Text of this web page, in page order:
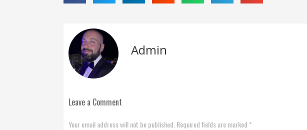
Admin
Leave a Comment
Your email address will not be published. Required fields are marked *